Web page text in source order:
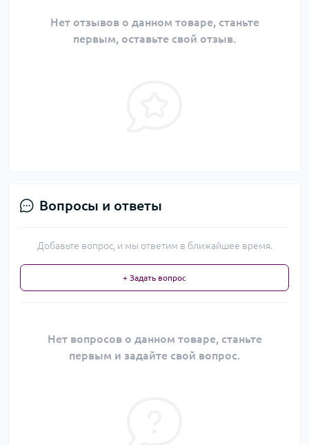
Нет отзывов о данном товаре, станьте
первым, оставьте свой отзыв.
Вопросы и ответы
Добавьте вопрос, и мы ответим в ближайшее время.
+ Задать вопрос
Нет вопросов о данном товаре, станьте
первым и задайте свой вопрос.